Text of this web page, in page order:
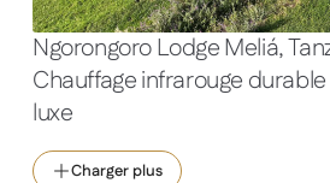
Ngorongoro Lodge Meliá,
Chauffage infrarouge
luxe
Charger plus